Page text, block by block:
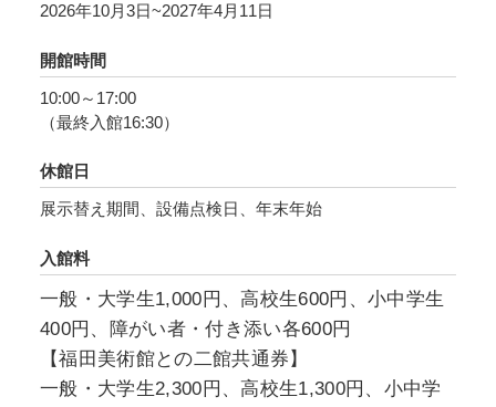
2026年10月3日~2027年4月11日
開館時間
10:00～17:00
（最終入館16:30）
休館日
展示替え期間、設備点検日、年末年始
入館料
一般・大学生1,000円、高校生600円、小中学生
400円、障がい者・付き添い各600円
【福田美術館との二館共通券】
一般・大学生2,300円、高校生1,300円、小中学